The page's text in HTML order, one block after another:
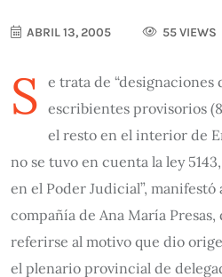
ABRIL 13, 2005 55 VIEWS
S e trata de “designaciones
escribientes provisorios
el resto en el interior de
no se tuvo en cuenta la ley
en el Poder Judicial”, manifestó
compañía de Ana María
referirse al motivo que dio
el plenario provincial de